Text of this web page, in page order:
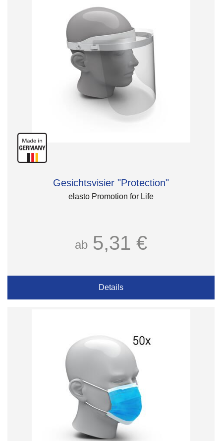
Gesichtsvisier "Protection"
elasto Promotion for Life
ab 5,31 €
Details